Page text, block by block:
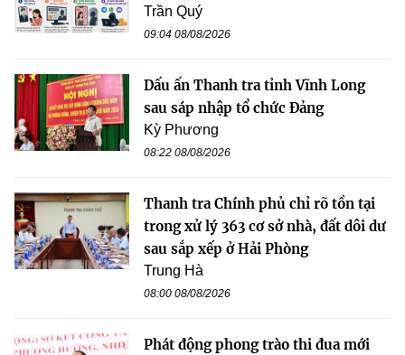
Trần Quý
09:04 08/08/2026
Dấu ấn Thanh tra tỉnh Vĩnh Long
sau sáp nhập tổ chức Đảng
Kỳ Phương
08:22 08/08/2026
Thanh tra Chính phủ chỉ rõ tồn tại
trong xử lý 363 cơ sở nhà, đất dôi dư
sau sắp xếp ở Hải Phòng
Trung Hà
08:00 08/08/2026
Phát động phong trào thi đua mới